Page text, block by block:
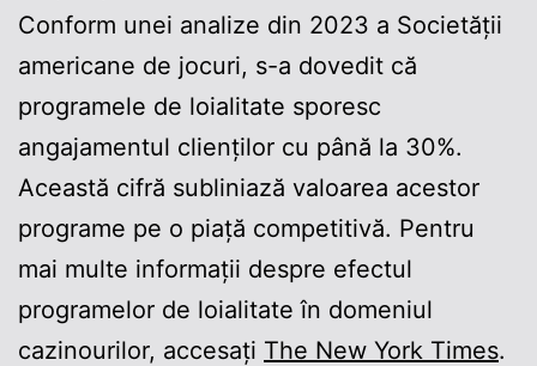
Conform unei analize din 2023 a Societății
americane de jocuri, s-a dovedit că
programele de loialitate sporesc
angajamentul clienților cu până la 30%.
Această cifră subliniază valoarea acestor
programe pe o piață competitivă. Pentru
mai multe informații despre efectul
programelor de loialitate în domeniul
cazinourilor, accesați The New York Times.